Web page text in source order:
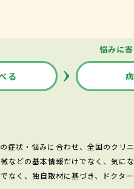
悩みに
る
症状・悩みに合わせ、全国のクリ
などの基本情報だけでなく、気に
なく、独自取材に基づき、ドクタ